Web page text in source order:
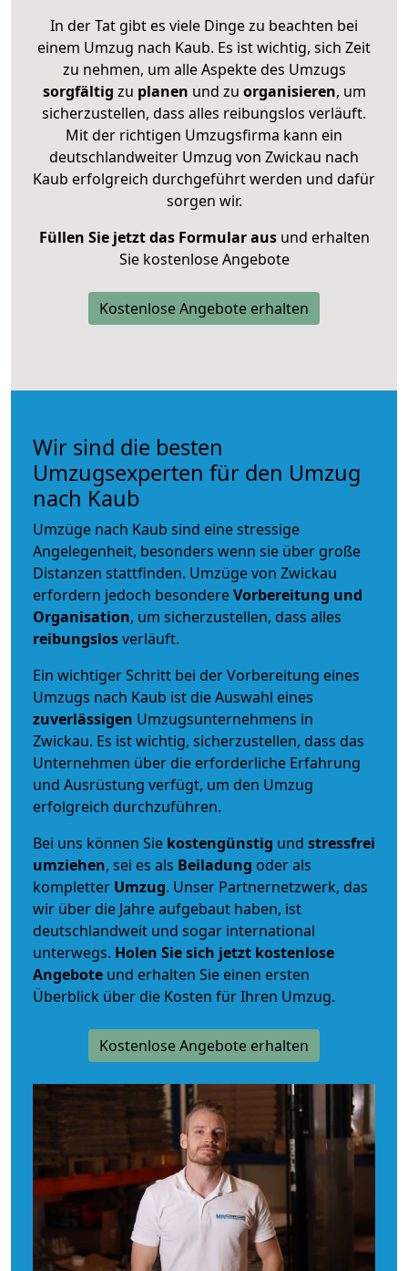
In der Tat gibt es viele Dinge zu beachten bei
einem Umzug nach Kaub. Es ist wichtig, sich Zeit
zu nehmen, um alle Aspekte des Umzugs
sorgfältig zu planen und zu organisieren, um
sicherzustellen, dass alles reibungslos verläuft.
Mit der richtigen Umzugsfirma kann ein
deutschlandweiter Umzug von Zwickau nach
Kaub erfolgreich durchgeführt werden und dafür
sorgen wir.
Füllen Sie jetzt das Formular ausund erhalten
Sie kostenlose Angebote
Kostenlose Angebote erhalten
Wir sind die besten
Umzugsexperten für den Umzug
nach Kaub
Umzüge nach Kaub sind eine stressige
Angelegenheit, besonders wenn sie über große
Distanzen stattfinden. Umzüge von Zwickau
erfordern jedoch besondereVorbereitung und
Organisation, um sicherzustellen, dass alles
reibungslosverläuft.
Ein wichtiger Schritt bei der Vorbereitung eines
Umzugs nach Kaub ist die Auswahl eines
zuverlässigen Umzugsunternehmens in
Zwickau. Es ist wichtig, sicherzustellen, dass das
Unternehmen über die erforderliche Erfahrung
und Ausrüstung verfügt, um den Umzug
erfolgreich durchzuführen.
Bei uns können Sie kostengünstig und stressfrei
umziehen, sei es als Beiladung oder als
kompletter Umzug. Unser Partnernetzwerk, das
wir über die Jahre aufgebaut haben, ist
deutschlandweit und sogar international
unterwegs. Holen Sie sich jetzt kostenlose
Angebote und erhalten Sie einen ersten
Überblick über die Kosten für Ihren Umzug.
Kostenlose Angebote erhalten